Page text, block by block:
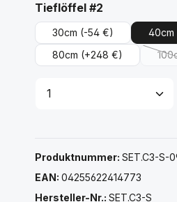
Tieflöffel #2
30cm (-54 €) 40cm
80cm (+248 €)
Produkt Anzahl:
Produktnummer: SET.C3-S-
EAN: 04255622414773
Hersteller-Nr.: SET.C3-S